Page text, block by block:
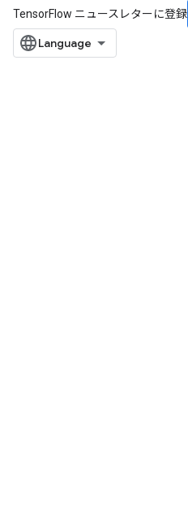
TensorFlow ニュースレターに登録